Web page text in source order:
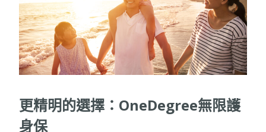
更精明的選擇： OneDegree無限護
身保